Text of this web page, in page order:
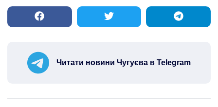
Читати новини Чугуєва в Telegram